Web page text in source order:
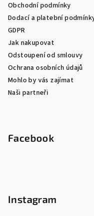
Obchodní podmínky
Dodací a platební
GDPR
Jak nakupovat
Odstoupení od smlouvy
Ochrana osobních údajů
Mohlo by vás zajímat
Naši partneři
Facebook
Instagram